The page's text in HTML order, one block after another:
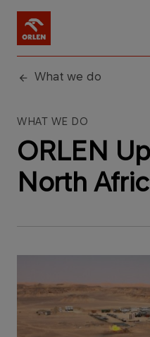
What we do
WHAT WE DO
ORLEN
North